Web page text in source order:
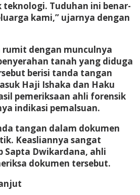
Tuduhan ini benar-
kami,” ujarnya dengan
rumit dengan munculnya
tanah yang diduga
berisi tanda tangan
Haji Ishaka dan Haku
pemeriksaan ahli forensik
indikasi pemalsuan.
tangan dalam dokumen
Keasliannya sangat
Sapta Dwikardana, ahli
dokumen tersebut.